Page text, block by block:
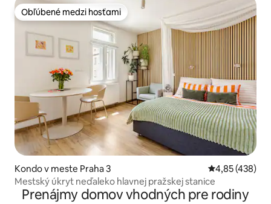
Obľúbené medzi hosťami
Obľúbené medzi hosťami
Kondo v meste Praha 3 Priemerné
4,85 (438)
Mestský úkryt neďaleko hlavnej pražskej stanice
Prenájmy domov vhodných pre rodiny